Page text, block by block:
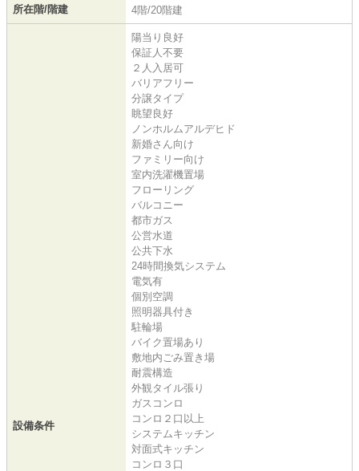
所在階/階建 4階/20階建
設備条件
陽当り良好
保証人不要
２人入居可
バリアフリー
分譲タイプ
眺望良好
ノンホルムアルデヒド
新婚さん向け
ファミリー向け
室内洗濯機置場
フローリング
バルコニー
都市ガス
公営水道
公共下水
24時間換気システム
電気有
個別空調
照明器具付き
駐輪場
バイク置場あり
敷地内ごみ置き場
耐震構造
外観タイル張り
ガスコンロ
コンロ２口以上
システムキッチン
対面式キッチン
コンロ３口